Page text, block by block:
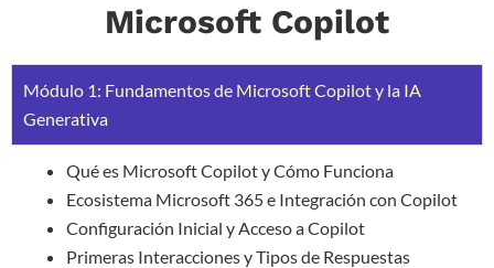
Microsoft Copilot
Módulo 1: Fundamentos de Microsoft Copilot y la IA
Generativa
Qué es Microsoft Copilot y Cómo Funciona
Ecosistema Microsoft 365 e Integración con Copilot
Configuración Inicial y Acceso a Copilot
Primeras Interacciones y Tipos de Respuestas